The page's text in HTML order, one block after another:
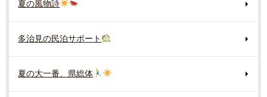
夏の風物詩
多治見の民泊サポート
夏の大一番、県総体